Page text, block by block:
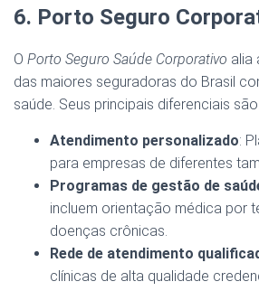
6. Porto Seguro
O Porto Seguro Saúde Corporativo alia
das maiores seguradoras do Brasil
saúde. Seus principais diferenciais são:
Atendimento personalizado:
para empresas de diferentes
Programas de gestão de
incluem orientação médica por
doenças crônicas.
Rede de atendimento
clínicas de alta qualidade